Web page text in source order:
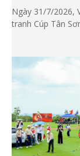
Ngày 31/7/2026,
tranh Cúp Tân